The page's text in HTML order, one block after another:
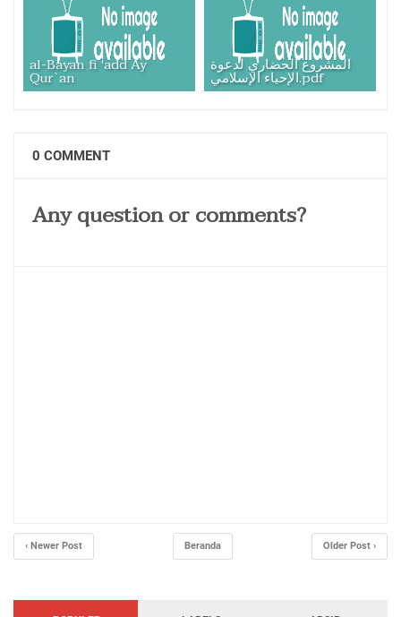
al-Bayan fi 'add Ay
Qur`an
المشروع الحضاري لدعوة
الإحياء الإسلامي.pdf
0 COMMENT
‹ Newer Post Older Post ›
Beranda